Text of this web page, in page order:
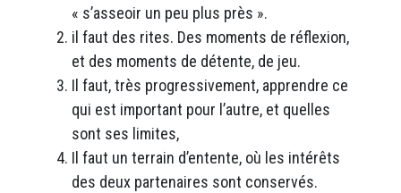
« s’asseoir un peu plus près ».
il faut des rites. Des moments de réflexion,
et des moments de détente, de jeu.
Il faut, très progressivement, apprendre ce
qui est important pour l’autre, et quelles
sont ses limites,
Il faut un terrain d’entente, où les intérêts
des deux partenaires sont conservés.